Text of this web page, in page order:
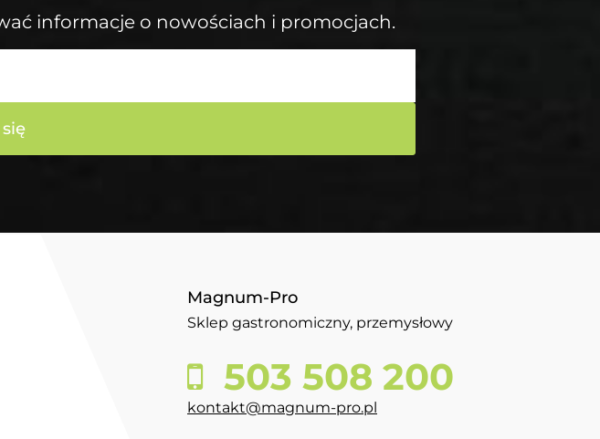
informacje o nowościach i promocjach.
Magnum-Pro
Sklep gastronomiczny, przemysłowy
503 508 200
kontakt@magnum-pro.pl